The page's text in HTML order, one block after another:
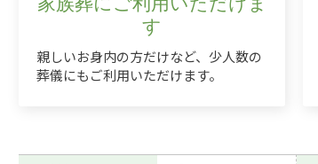
す
親しいお身内の方だけなど、少人数の
葬儀にもご利用いただけます。